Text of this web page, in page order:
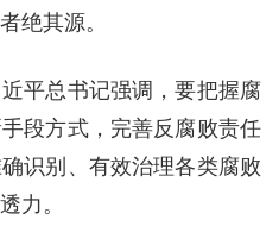
绝其源。
平总书记强调，要把握腐
段方式，完善反腐败责任
识别、有效治理各类腐败
力。